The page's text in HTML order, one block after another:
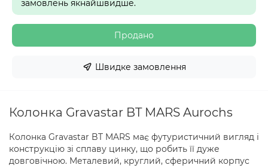
замовлень якнайшвидше.
Продано
Швидке замовлення
Колонка Gravastar BT MARS Aurochs
Колонка Gravastar BT MARS має футуристичний вигляд і
конструкцію зі сплаву цинку, що робить її дуже
довговічною. Металевий, круглий, сферичний корпус